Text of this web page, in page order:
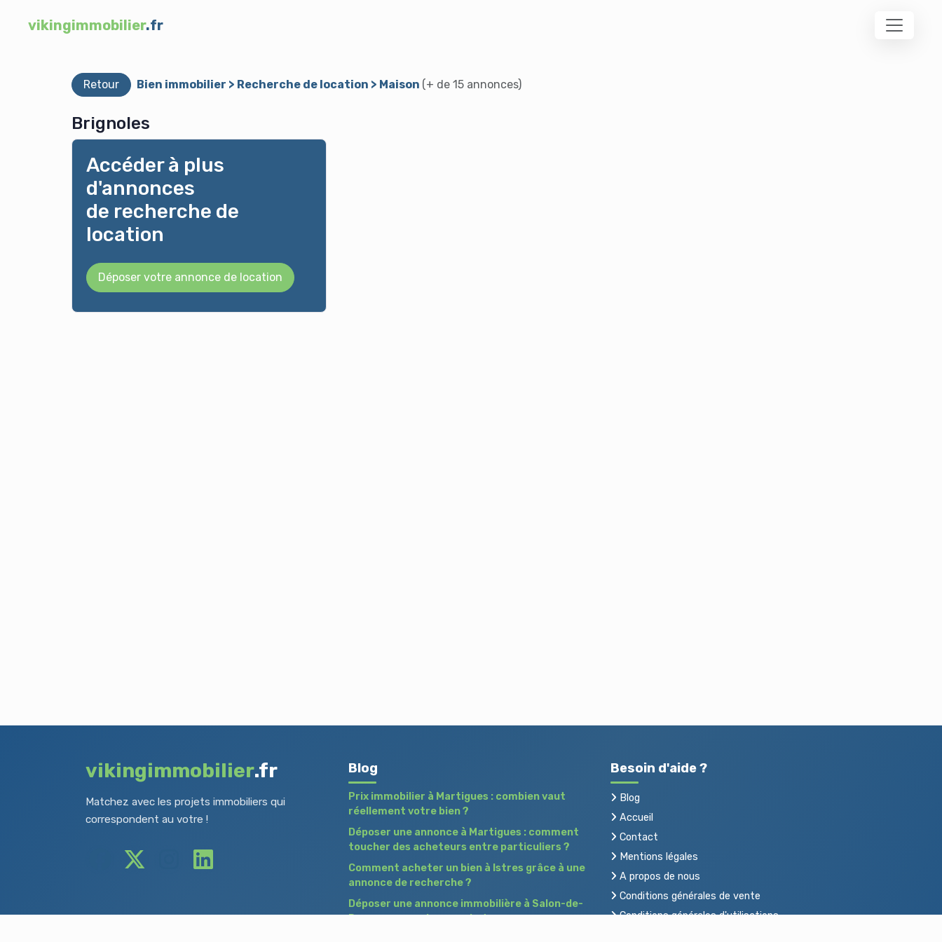
vikingimmobilier.fr
Retour Bien immobilier > Recherche de location > Maison (+ de 15 annonces)
Brignoles
Accéder à plus
d'annonces
de recherche de
location
Déposer votre annonce de location
vikingimmobilier.fr
Matchez avec les projets immobiliers qui
correspondent au votre !
Blog
Prix immobilier à Martigues : combien vaut
réellement votre bien ?
Déposer une annonce à Martigues : comment
toucher des acheteurs entre particuliers ?
Comment acheter un bien à Istres grâce à une
annonce de recherche ?
Déposer une annonce immobilière à Salon-de-
Provence : vendre ou acheter sans agence
Besoin d'aide ?
Blog
Accueil
Contact
Mentions légales
A propos de nous
Conditions générales de vente
Conditions générales d'utilisations